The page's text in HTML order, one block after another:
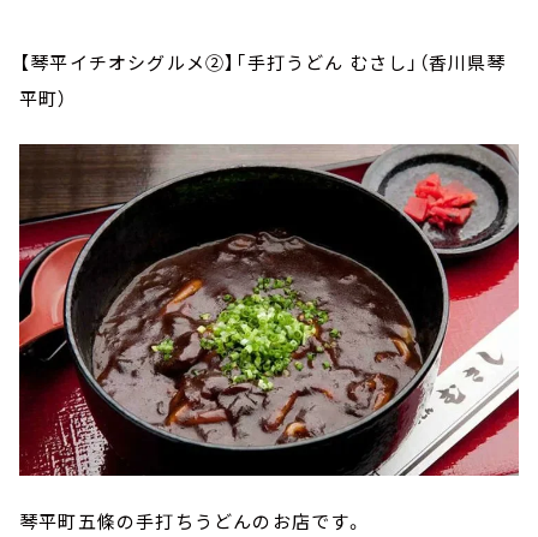
【琴平イチオシグルメ②】「手打うどん むさし」（香川県琴
平町）
琴平町五條の手打ちうどんのお店です。